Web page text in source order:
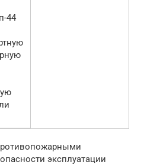
44
эксплуатации